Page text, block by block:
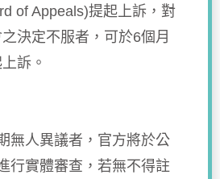
of Appeals)提起上訴，對
決定不服者，可於6個月
訴。
無人異議者，官方將於公
行實體審查，若無不得註